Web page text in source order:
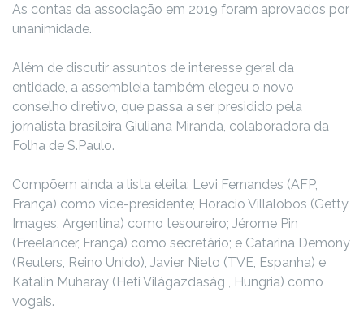
As contas da associação em 2019 foram aprovados por
unanimidade.
Além de discutir assuntos de interesse geral da
entidade, a assembleia também elegeu o novo
conselho diretivo, que passa a ser presidido pela
jornalista brasileira Giuliana Miranda, colaboradora da
Folha de S.Paulo.
Compõem ainda a lista eleita: Levi Fernandes (AFP,
França) como vice-presidente; Horacio Villalobos (Getty
Images, Argentina) como tesoureiro; Jérome Pin
(Freelancer, França) como secretário; e Catarina Demony
(Reuters, Reino Unido), Javier Nieto (TVE, Espanha) e
Katalin Muharay (Heti Világazdaság , Hungria) como
vogais.